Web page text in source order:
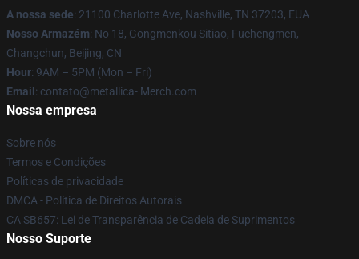
A nossa sede: 21100 Charlotte Ave, Nashville, TN 37203, EUA
Nosso Armazém: No 18, Gongmenkou Sitiao, Fuchengmen,
Changchun, Beijing, CN
Hour: 9AM – 5PM (Mon – Fri)
Email : contato@metallica- Merch.com
Nossa empresa
Sobre nós
Termos e Condições
Políticas de privacidade
DMCA - Política de Direitos Autorais
CA SB657: Lei de Transparência de Cadeia de Suprimentos
Nosso Suporte